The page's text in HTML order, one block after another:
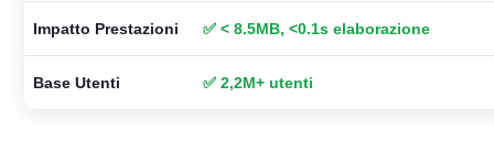
Impatto Prestazioni ✅ < 8.5MB, <0.1s elaborazione
Base Utenti ✅ 2,2M+ utenti